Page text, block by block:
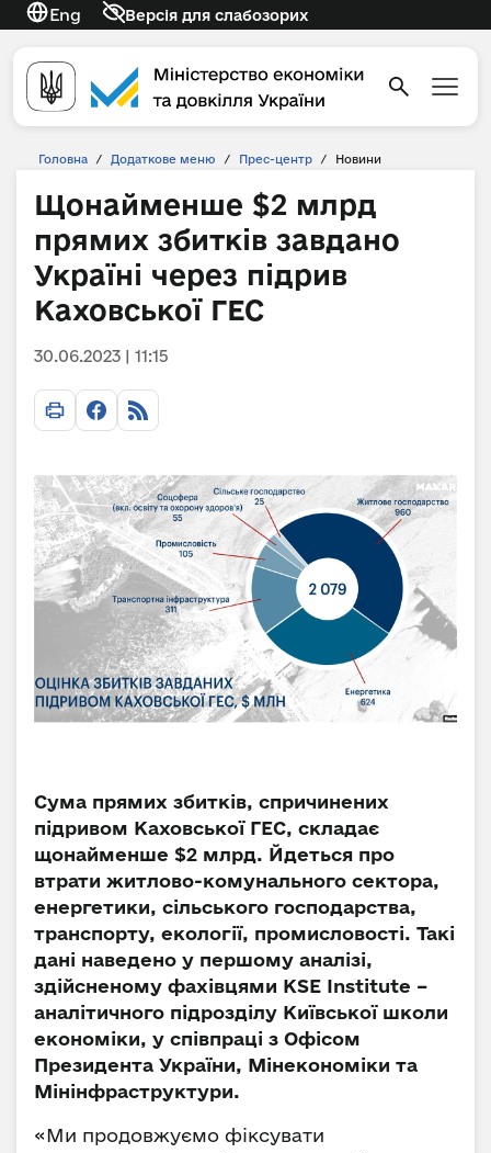
Eng Версія для слабозорих
Головна / Додаткове меню / Прес-центр / Новини
Щонайменше $2 млрд
прямих збитків завдано
Україні через підрив
Каховської ГЕС
30.06.2023 | 11:15
Сума прямих збитків, спричинених
підривом Каховської ГЕС, складає
щонайменше $2 млрд. Йдеться про
втрати житлово-комунального сектора,
енергетики, сільського господарства,
транспорту, екології, промисловості. Такі
дані наведено у першому аналізі,
здійсненому фахівцями KSE Institute –
аналітичного підрозділу Київської школи
економіки, у співпраці з Офісом
Президента України, Мінекономіки та
Мінінфраструктури.
«Ми продовжуємо фіксувати